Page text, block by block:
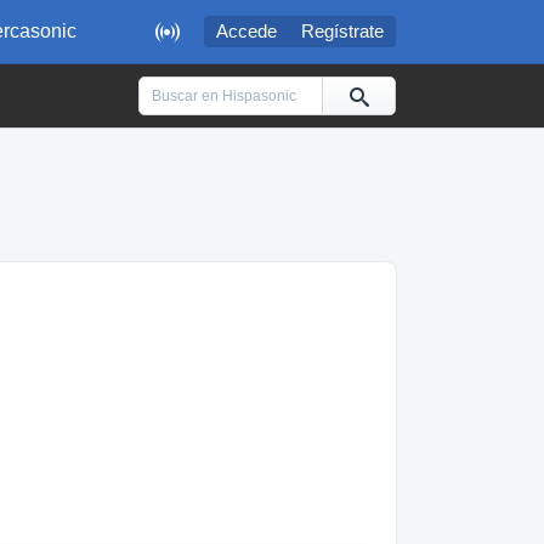
 Accede Regístrate